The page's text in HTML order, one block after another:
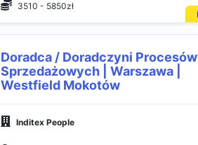
3510 - 5850zł
Doradca / Doradczyni Procesów
Sprzedażowych | Warszawa |
Westfield Mokotów
Inditex People